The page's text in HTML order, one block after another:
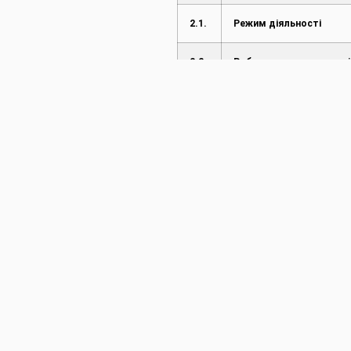
2.1. Режим діяльності
2.2. Робота насосних